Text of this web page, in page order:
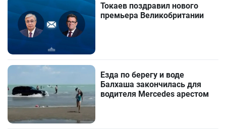
Токаев поздравил нового
премьера Великобритании
Езда по берегу и воде
Балхаша закончилась для
водителя Mercedes арестом